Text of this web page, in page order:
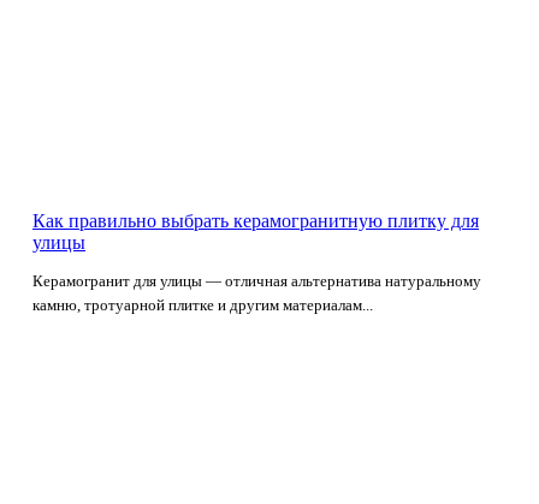
Как правильно выбрать керамогранитную плитку для
улицы
Керамогранит для улицы — отличная альтернатива натуральному
камню, тротуарной плитке и другим материалам...